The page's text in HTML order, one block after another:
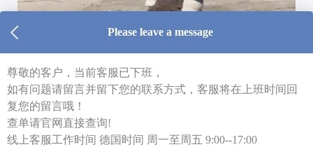
仓库及线上客服工作时间 周一至周五 9:00-18:00